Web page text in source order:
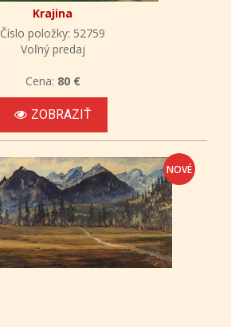
Krajina
Číslo položky: 52759
Voľný predaj
Cena: 80 €
ZOBRAZIŤ
NOVÉ